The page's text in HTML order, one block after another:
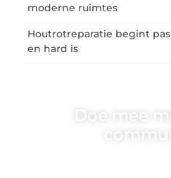
moderne ruimtes
Houtrotreparatie begint
en hard is
Doe mee